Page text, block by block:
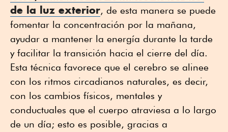
de la luz exterior, de esta manera se puede
fomentar la concentración por la mañana,
ayudar a mantener la energía durante la tarde
y facilitar la transición hacia el cierre del día.
Esta técnica favorece que el cerebro se alinee
con los ritmos circadianos naturales, es decir,
con los cambios físicos, mentales y
conductuales que el cuerpo atraviesa a lo largo
de un día; esto es posible, gracias a